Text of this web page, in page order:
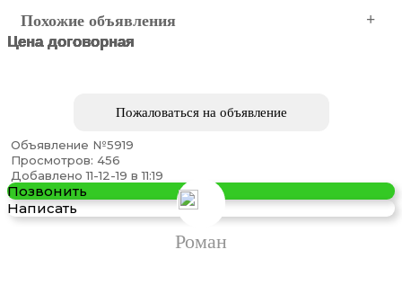
Похожие объявления
Ремонт гидронасоса komatsu.
Цена договорная
Цена договорная
Цена договорная
Цена договорная
Цена договорная
Цена договорная
Пожаловаться на объявление
Объявление №5919
Просмотров: 456
Добавлено 11-12-19 в 11:19
Позвонить
Написать
Роман